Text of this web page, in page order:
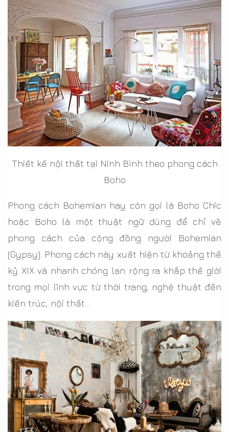
Thiết kế nội thất tại Ninh Bình theo phong cách
Boho
Phong cách Bohemian hay còn gọi là Boho Chic
hoặc Boho là một thuật ngữ dùng để chỉ về
phong cách của cộng đồng người Bohemian
(Gypsy). Phong cách này xuất hiện từ khoảng thế
kỷ XIX và nhanh chóng lan rộng ra khắp thế giới
trong mọi lĩnh vực từ thời trang, nghệ thuật đến
kiến trúc, nội thất…